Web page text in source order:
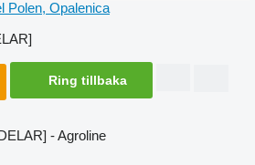
Polen, Opalenica
Ring tillbaka